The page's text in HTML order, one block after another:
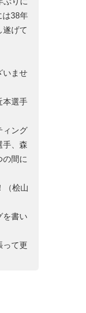
は38年
遂げて
いませ
本選手
ィング
手、森
の間に
（桧山
を書い
って更